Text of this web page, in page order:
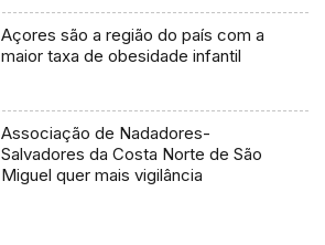
Açores são a região do país com a
maior taxa de obesidade infantil
Associação de Nadadores-
Salvadores da Costa Norte de São
Miguel quer mais vigilância